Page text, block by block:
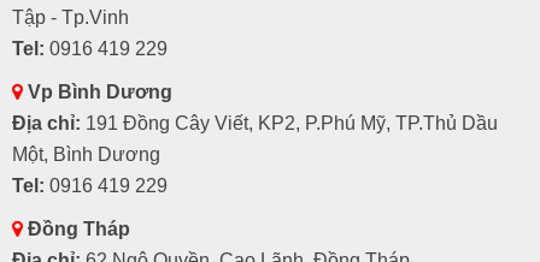
Tập - Tp.Vinh
Tel: 0916 419 229
Vp Bình Dương
Địa chỉ: 191 Đồng Cây Viết, KP2, P.Phú Mỹ, TP.Thủ Dầu
Một, Bình Dương
Tel: 0916 419 229
Đồng Tháp